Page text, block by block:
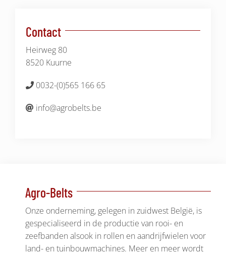
Contact
Heirweg 80
8520 Kuurne
0032-(0)565 166 65
info@agrobelts.be
Agro-Belts
Onze onderneming, gelegen in zuidwest België, is
gespecialiseerd in de productie van rooi- en
zeefbanden alsook in rollen en aandrijfwielen voor
land- en tuinbouwmachines. Meer en meer wordt